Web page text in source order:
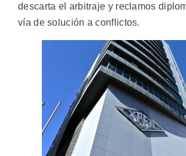
descarta el arbitraje y reclamos
vía de solución a conflictos.